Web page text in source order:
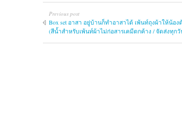
Previous post
Box set อาสา อยู่บ้านก็ทำอาสาได้ เพ้นท์ถุงผ้าให้น้อง
(สีน้ำสำหรับเพ้นท์ผ้าไม่ก่อสารเคมีตกค้าง / จัดส่งทุก